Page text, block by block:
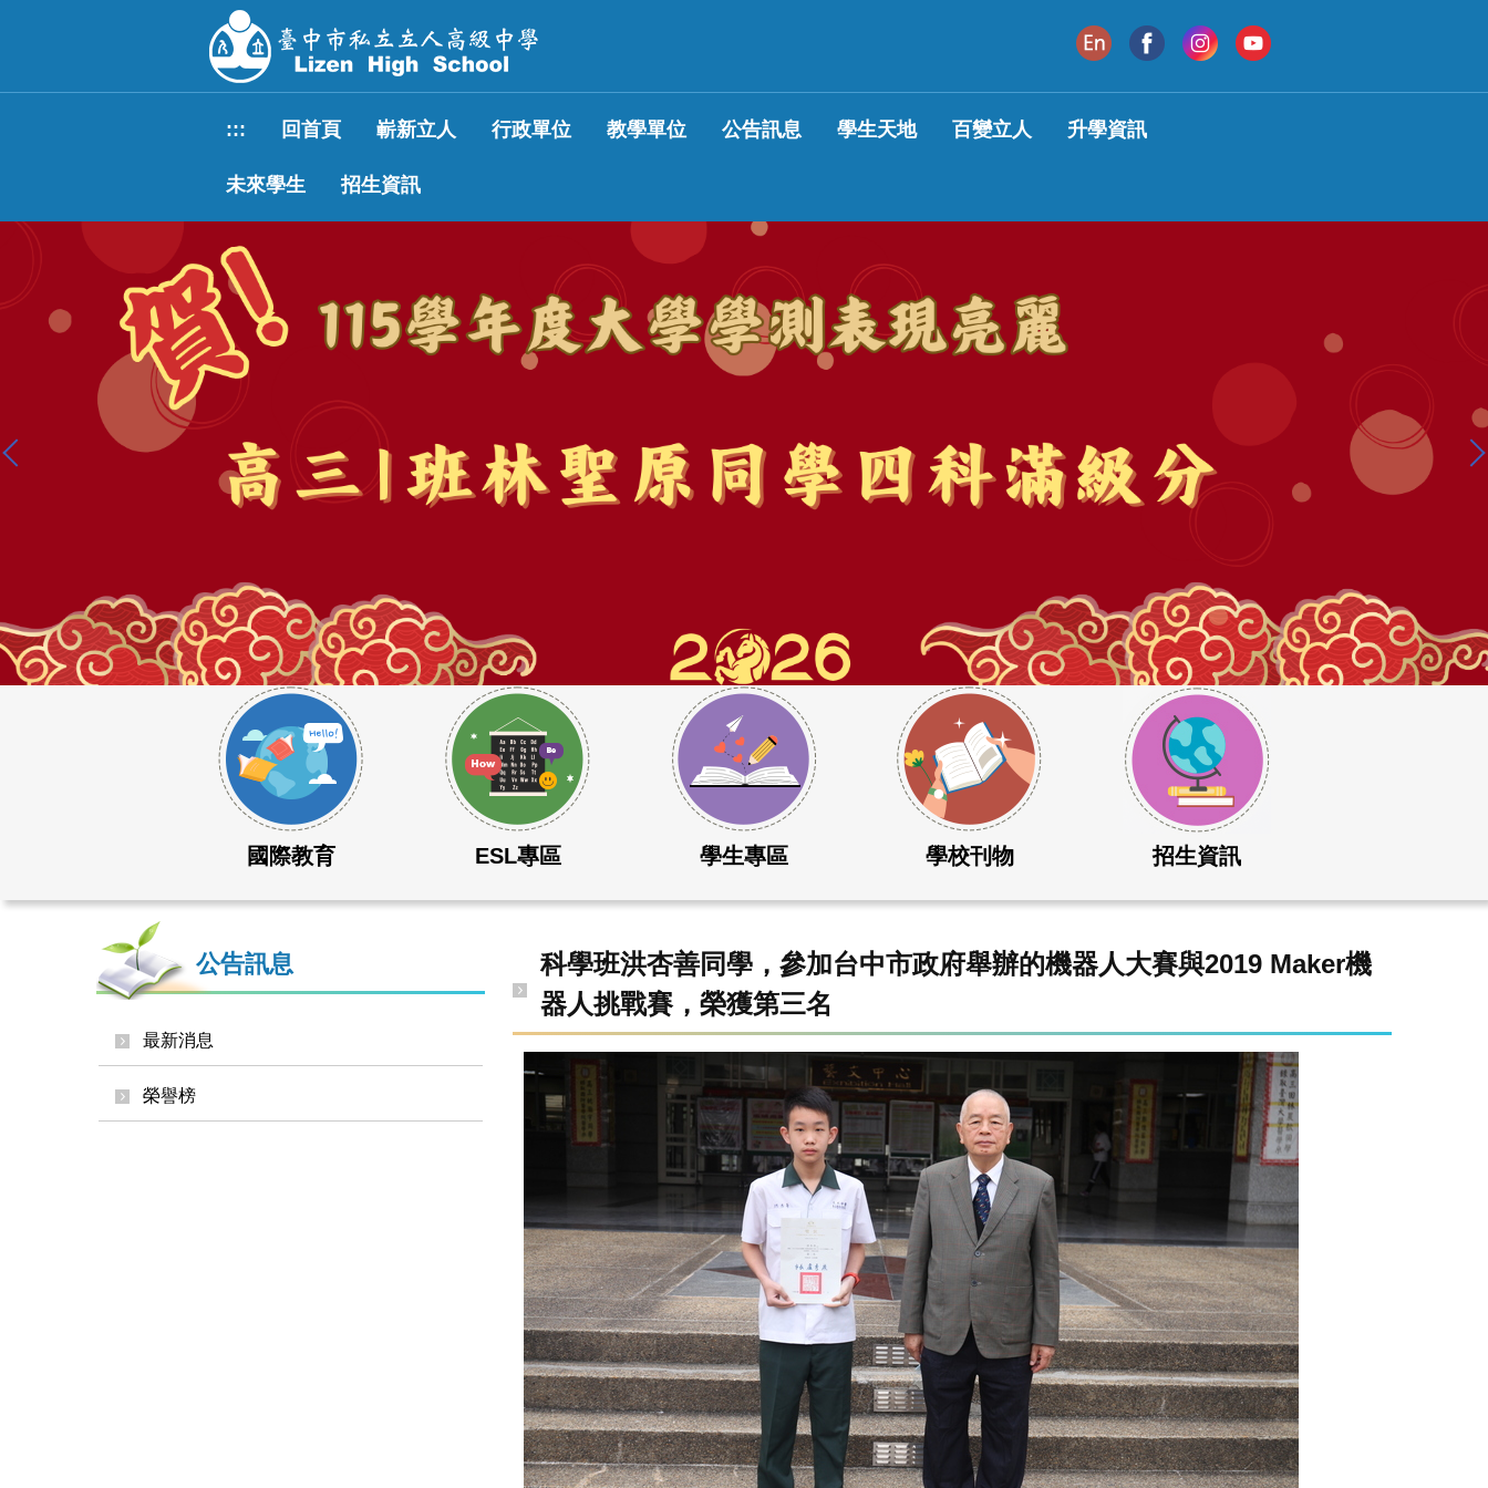
要
::: 回首頁 嶄新立人 行政單位 教學單位 公告訊息 學生天地 百變立人 升學資訊
未來學生 招生資訊
115學年度大學學測成績表現優異
國際教育 ESL專區 學生專區 學校刊物 招生資訊
公告訊息
最新消息
榮譽榜
科學班洪杏善同學，參加台中市政府舉辦的機器人大賽與2019 Maker機
器人挑戰賽，榮獲第三名